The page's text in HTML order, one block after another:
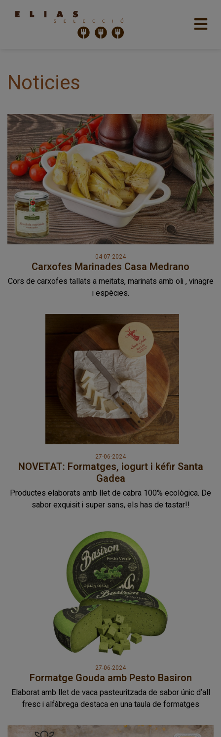
Noticies
04-07-2024
Carxofes Marinades Casa Medrano
Cors de carxofes tallats a meitats, marinats amb oli , vinagre
i espècies.
27-06-2024
NOVETAT: Formatges, iogurt i kéfir Santa
Gadea
Productes elaborats amb llet de cabra 100% ecològica. De
sabor exquisit i super sans, els has de tastar!!
27-06-2024
Formatge Gouda amb Pesto Basiron
Elaborat amb llet de vaca pasteuritzada de sabor únic d’all
fresc i alfàbrega destaca en una taula de formatges